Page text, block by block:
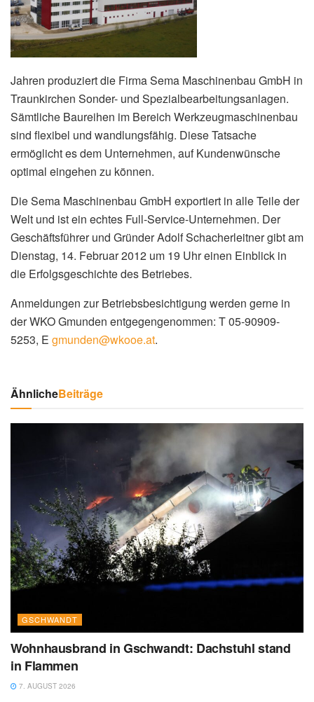
Jahren produziert die Firma Sema Maschinenbau GmbH in
Traunkirchen Sonder- und Spezialbearbeitungsanlagen.
Sämtliche Baureihen im Bereich Werkzeugmaschinenbau
sind flexibel und wandlungsfähig. Diese Tatsache
ermöglicht es dem Unternehmen, auf Kundenwünsche
optimal eingehen zu können.
Die Sema Maschinenbau GmbH exportiert in alle Teile der
Welt und ist ein echtes Full-Service-Unternehmen. Der
Geschäftsführer und Gründer Adolf Schacherleitner gibt am
Dienstag, 14. Februar 2012 um 19 Uhr einen Einblick in
die Erfolgsgeschichte des Betriebes.
Anmeldungen zur Betriebsbesichtigung werden gerne in
der WKO Gmunden entgegengenommen: T 05-90909-
5253, E gmunden@wkooe.at.
ÄhnlicheBeiträge
GSCHWANDT
Wohnhausbrand in Gschwandt: Dachstuhl stand
in Flammen
7. AUGUST 2026